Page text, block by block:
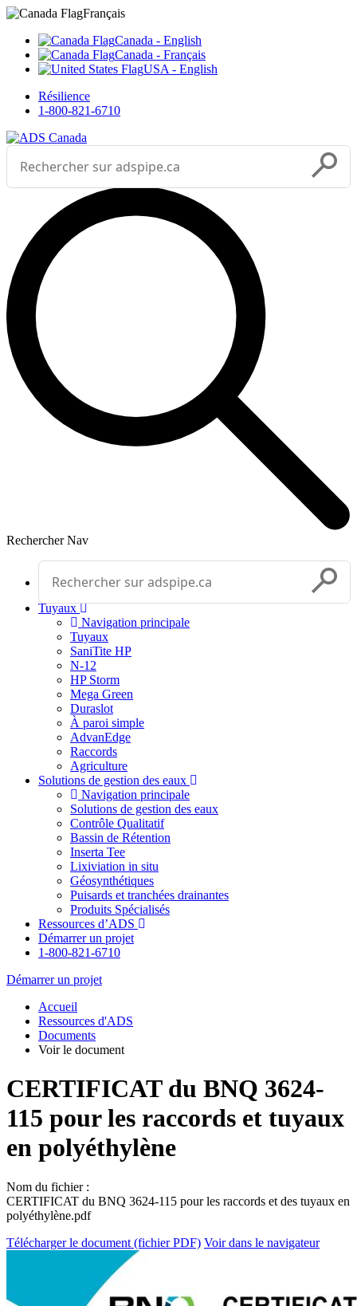
___



Sélectionnez votre langue
Français
Canada - English
Canada - Français
USA - English
Résilience
1-800-821-6710
Effectuer une recherche
Rechercher Nav
Effectuer une recherche
Tuyaux
Navigation principale
Tuyaux
SaniTite HP
N-12
HP Storm
Mega Green
Duraslot
À paroi simple
AdvanEdge
Raccords
Agriculture
Solutions de gestion des eaux
Navigation principale
Solutions de gestion des eaux
Contrôle Qualitatif
Bassin de Rétention
Inserta Tee
Lixiviation in situ
Géosynthétiques
Puisards et tranchées drainantes
Produits Spécialisés
Ressources d’ADS
Démarrer un projet
1-800-821-6710
Démarrer un projet
Accueil
Ressources d'ADS
Documents
Voir le document
CERTIFICAT du BNQ 3624-
115 pour les raccords et tuyaux
en polyéthylène
Nom du fichier :
CERTIFICAT du BNQ 3624-115 pour les raccords et des tuyaux en
polyéthylène.pdf
Télécharger le document (fichier PDF) Voir dans le navigateur